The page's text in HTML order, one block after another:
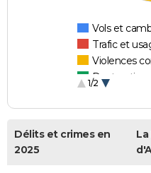
Vols et
Trafic et
Violences
1/2
Délits et crimes en
2025